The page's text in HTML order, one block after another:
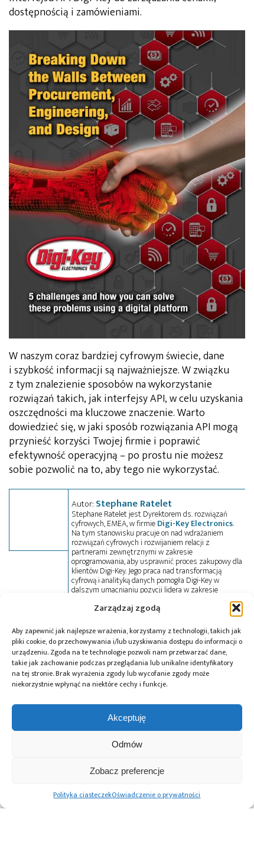
Zarządzaj zgodą
Aby zapewnić jak najlepsze wrażenia, korzystamy z technologii, takich jak
pliki cookie, do przechowywania i/lub uzyskiwania dostępu do informacji o
urządzeniu. Zgoda na te technologie pozwoli nam przetwarzać dane,
takie jak zachowanie podczas przeglądania lub unikalne identyfikatory
na tej stronie. Brak wyrażenia zgody lub wycofanie zgody może
niekorzystnie wpłynąć na niektóre cechy i funkcje.
Akceptuję
Odmów
Zobacz preferencje
Polityka ciasteczekOświadczenie o prywatności
dostępnością i zamówieniami.
W naszym coraz bardziej cyfrowym świecie, dane
i szybkość informacji są najważniejsze. W związku
z tym znalezienie sposobów na wykorzystanie
rozwiązań takich, jak interfejsy API, w celu uzyskania
oszczędności ma kluczowe znaczenie. Warto
dowiedzieć się, w jaki sposób rozwiązania API mogą
przynieść korzyści Twojej firmie i poprawić
efektywność operacyjną – po prostu nie możesz
sobie pozwolić na to, aby tego nie wykorzystać.
Autor: Stephane Ratelet
Stephane Ratelet jest Dyrektorem ds. rozwiązań
cyfrowych, EMEA, w firmieDigi-Key Electronics.
Na tym stanowisku pracuje on nad wdrażaniem
rozwiązań cyfrowych i rozwijaniem relacji z
partnerami zewnętrznymi w zakresie
oprogramowania, aby usprawnić proces zakupowy dla
klientów Digi-Key. Jego praca nad transformacją
cyfrową i analityką danych pomogła Digi-Key w
dalszym umacnianiu pozycji lidera w zakresie
innowacyjnych, całościowych rozwiązań dla klientów.
Tagi:artykuły,Digi-Key
Przeczytaj również:
komponentów –
Paweł Pieczul:
Nowoczesny chip
powstaje dwa
razy
Prototypowanie
elektroniki i AI:
Arduino
i platformy